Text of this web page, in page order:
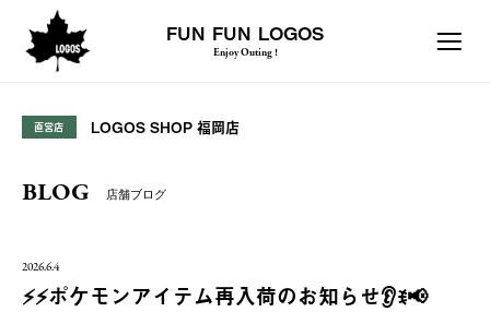
FUN FUN LOGOS
Enjoy Outing !
直営店 LOGOS SHOP 福岡店
BLOG 店舗ブログ
2026.6.4
⚡️⚡ポケモンアイテム再入荷のお知らせ👂ꉂ📢